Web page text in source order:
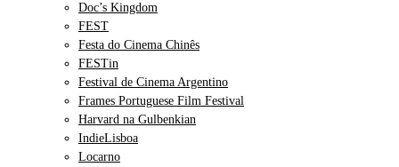
Doc’s Kingdom
FEST
Festa do Cinema Chinês
FESTin
Festival de Cinema Argentino
Frames Portuguese Film Festival
Harvard na Gulbenkian
IndieLisboa
Locarno